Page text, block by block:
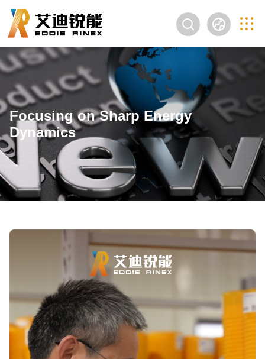
Focusing on Sharp Energy
Dynamics